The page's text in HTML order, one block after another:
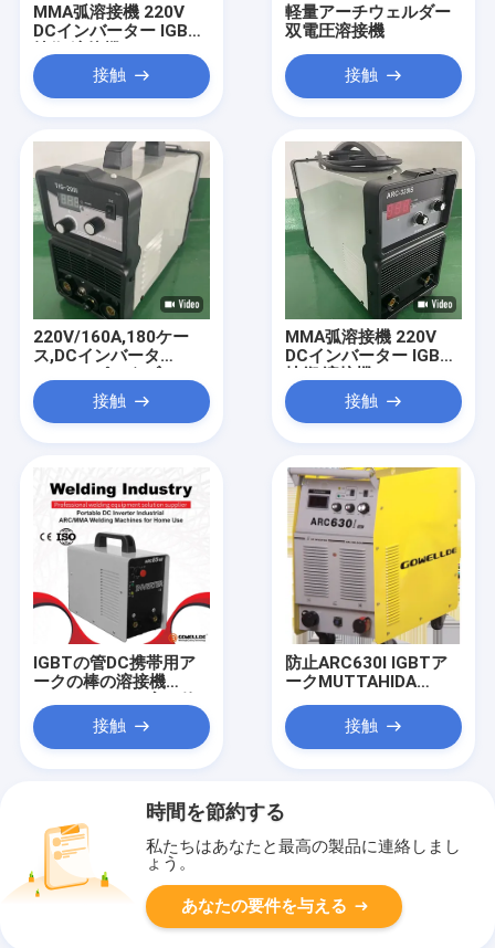
MMA弧溶接機 220V
DCインバーター IGBT
技術 溶接機
接触
軽量アーチウェルダー
双電圧溶接機
接触
220V/160A,180ケー
ス,DCインバータ
機械溶接ツール/設備溶
接機/TIG200I
接触
MMA弧溶接機 220V
DCインバーター IGBT
接触
IGBTの管DC携帯用ア
ークの棒の溶接機
ARC85 220vの家の使
用
接触
防止ARC630I IGBTア
ークMUTTAHIDA
MAJLIS-E-AMALイン
バーター溶接工
500ampsの湿気
接触
時間を節約する
私たちはあなたと最高の製品に連絡しまし
ょう。
あなたの要件を与える